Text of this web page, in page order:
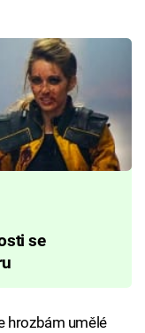
se
hrozbám umělé